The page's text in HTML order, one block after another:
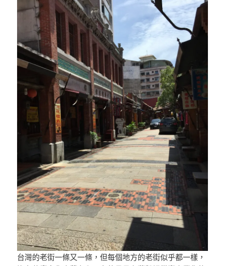
台灣的老街一條又一條，但每個地方的老街似乎都一樣，